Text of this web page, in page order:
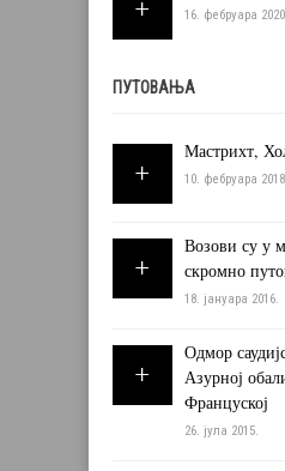
16. фебруара
ПУТОВАЊА
Мастрихт,
10. фебруара
Возови су у
скромно
18. јануара 2016.
Одмор
Азурној
Француској
26. јула 2015.